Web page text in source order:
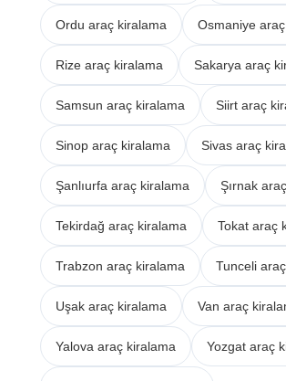
Ordu araç kiralama Osmaniye
Rize araç kiralama Sakarya araç
Samsun araç kiralama Siirt araç
Sinop araç kiralama Sivas araç
Şanlıurfa araç kiralama Şırnak
Tekirdağ araç kiralama Tokat araç
Trabzon araç kiralama Tunceli
Uşak araç kiralama Van araç
Yalova araç kiralama Yozgat araç